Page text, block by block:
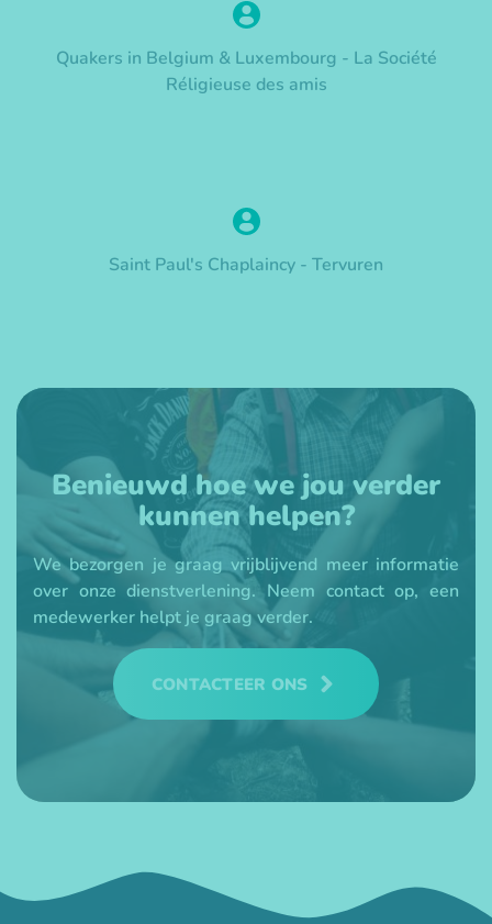
Quakers in Belgium & Luxembourg - La Société
Réligieuse des amis
Saint Paul's Chaplaincy - Tervuren
CONTACTEER ONS
Benieuwd hoe we jou verder
kunnen helpen?
We bezorgen je graag vrijblijvend meer informatie
over onze dienstverlening. Neem contact op, een
medewerker helpt je graag verder.